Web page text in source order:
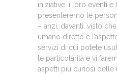
iniziative, i loro eventi
presenteremo le
– anzi, davanti, visto
umano diretto è
servizi di cui potete
le particolarità e vi
aspetti più curiosi delle